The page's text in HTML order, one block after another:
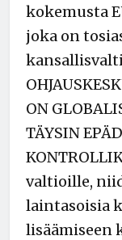
kokemusta
joka on
ON
TÄYSIN
valtioille,
laintasoisia
lisäämiseen